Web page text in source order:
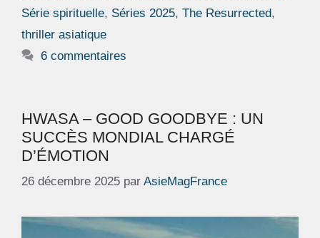
Série spirituelle, Séries 2025, The Resurrected,
thriller asiatique
6 commentaires
HWASA – GOOD GOODBYE : UN
SUCCÈS MONDIAL CHARGÉ
D’ÉMOTION
26 décembre 2025 par AsieMagFrance